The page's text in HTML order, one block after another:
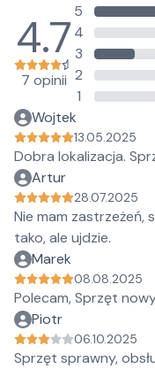
4.7
7 opinii
5
4
3
2
1
Wojtek
13.05.2025
Dobra lokalizacja.
Artur
28.07.2025
Nie mam zastrzeżeń,
tako, ale ujdzie.
Marek
08.08.2025
Polecam, Sprzęt
Piotr
06.10.2025
Sprzęt sprawny,